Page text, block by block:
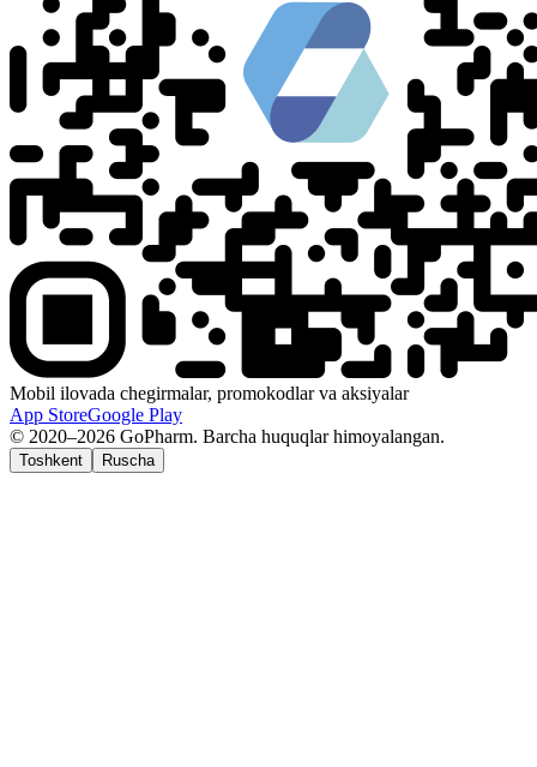
Mobil ilovada chegirmalar, promokodlar va aksiyalar
App StoreGoogle Play
© 2020–2026 GoPharm. Barcha huquqlar himoyalangan.
Toshkent Ruscha